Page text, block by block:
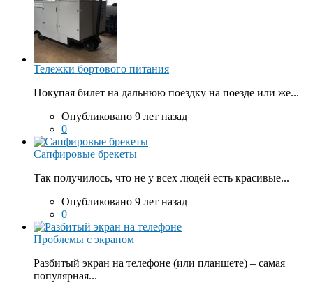
Тележки бортового питания
Покупая билет на дальнюю поездку на поезде или же...
Опубликовано 9 лет назад
0
Сапфировые брекеты
Так получилось, что не у всех людей есть красивые...
Опубликовано 9 лет назад
0
Проблемы с экраном
Разбитый экран на телефоне (или планшете) – самая
популярная...